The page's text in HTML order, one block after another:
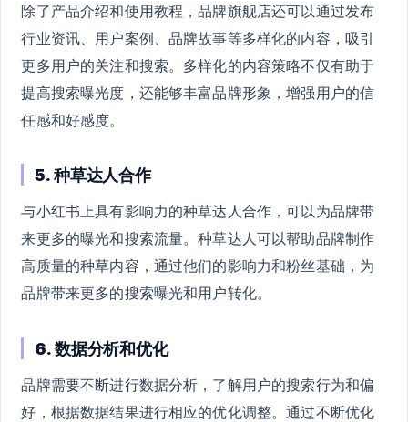
除了产品介绍和使用教程，品牌旗舰店还可以通过发布
行业资讯、用户案例、品牌故事等多样化的内容，吸引
更多用户的关注和搜索。多样化的内容策略不仅有助于
提高搜索曝光度，还能够丰富品牌形象，增强用户的信
任感和好感度。
5. 种草达人合作
与小红书上具有影响力的种草达人合作，可以为品牌带
来更多的曝光和搜索流量。种草达人可以帮助品牌制作
高质量的种草内容，通过他们的影响力和粉丝基础，为
品牌带来更多的搜索曝光和用户转化。
6. 数据分析和优化
品牌需要不断进行数据分析，了解用户的搜索行为和偏
好，根据数据结果进行相应的优化调整。通过不断优化